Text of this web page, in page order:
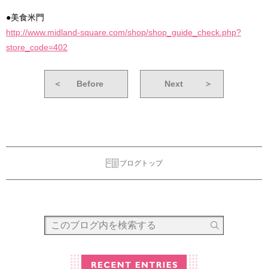
●美食米門
http://www.midland-square.com/shop/shop_guide_check.php?
store_code=402
＜ Before Next ＞
ブログトップ